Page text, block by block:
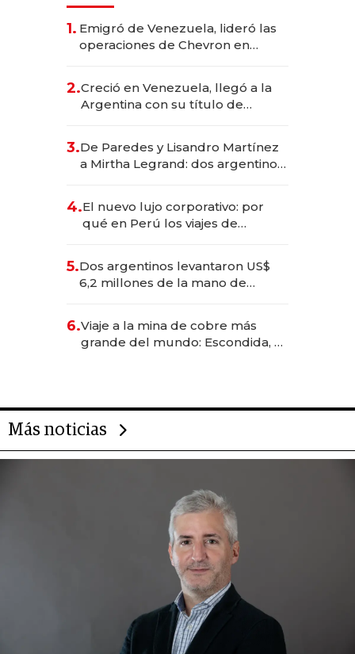
1. Emigró de Venezuela, lideró las
operaciones de Chevron en
2.Creció en Venezuela, llegó a la
Argentina con su título de
las marcas "fast premium"
3.De Paredes y Lisandro Martínez
a Mirtha Legrand: dos argentinos
4.El nuevo lujo corporativo: por
qué en Perú los viajes de
para convertirse en experiencias
transformadoras
5.Dos argentinos levantaron US$
6,2 millones de la mano de
6.Viaje a la mina de cobre más
grande del mundo: Escondida, el
Más noticias